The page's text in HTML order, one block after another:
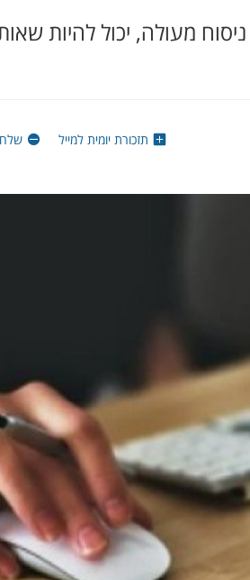
מעולה, יכול להיות
תזכורת יומית למייל